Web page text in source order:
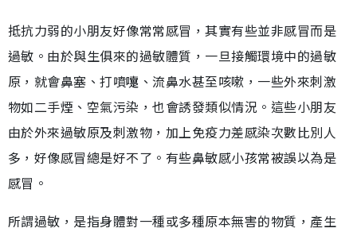
抵抗力弱的小朋友好像常常感冒，其實有些並非感冒而是
過敏。由於與生俱來的過敏體質，一旦接觸環境中的過敏
原，就會鼻塞、打噴嚏、流鼻水甚至咳嗽，一些外來刺激
物如二手煙、空氣污染，也會誘發類似情況。這些小朋友
由於外來過敏原及刺激物，加上免疫力差感染次數比別人
多，好像感冒總是好不了。有些鼻敏感小孩常被誤以為是
感冒。
所謂過敏，是指身體對一種或多種原本無害的物質，產生